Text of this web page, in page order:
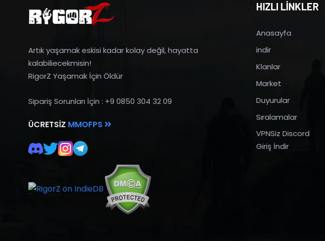
Artık yaşamak eskisi kadar kolay değil, hayatta
kalabiliecekmisin!
RigorZ Yaşamak İçin Öldür
Sipariş Sorunları İçin : +9 0850 304 32 09
ÜCRETSIZ MMOFPS
HIZLI LİNKLER
Anasayfa
indir
Klanlar
Market
Duyurular
Sıralamalar
VPNSiz Discord
Giriş İndir